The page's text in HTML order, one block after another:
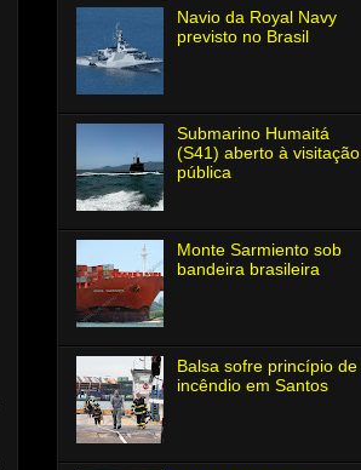
Navio da Royal Navy
previsto no Brasil
Submarino Humaitá
(S41) aberto à visitação
pública
Monte Sarmiento sob
bandeira brasileira
Balsa sofre princípio de
incêndio em Santos